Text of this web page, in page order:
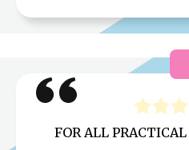
FOR ALL PRACTICAL